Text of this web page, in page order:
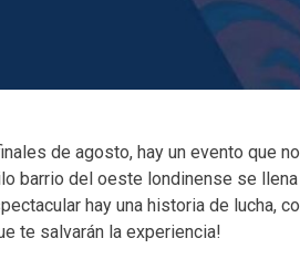
de agosto, hay un evento que
barrio del oeste londinense se
hay una historia de lucha,
te salvarán la experiencia!